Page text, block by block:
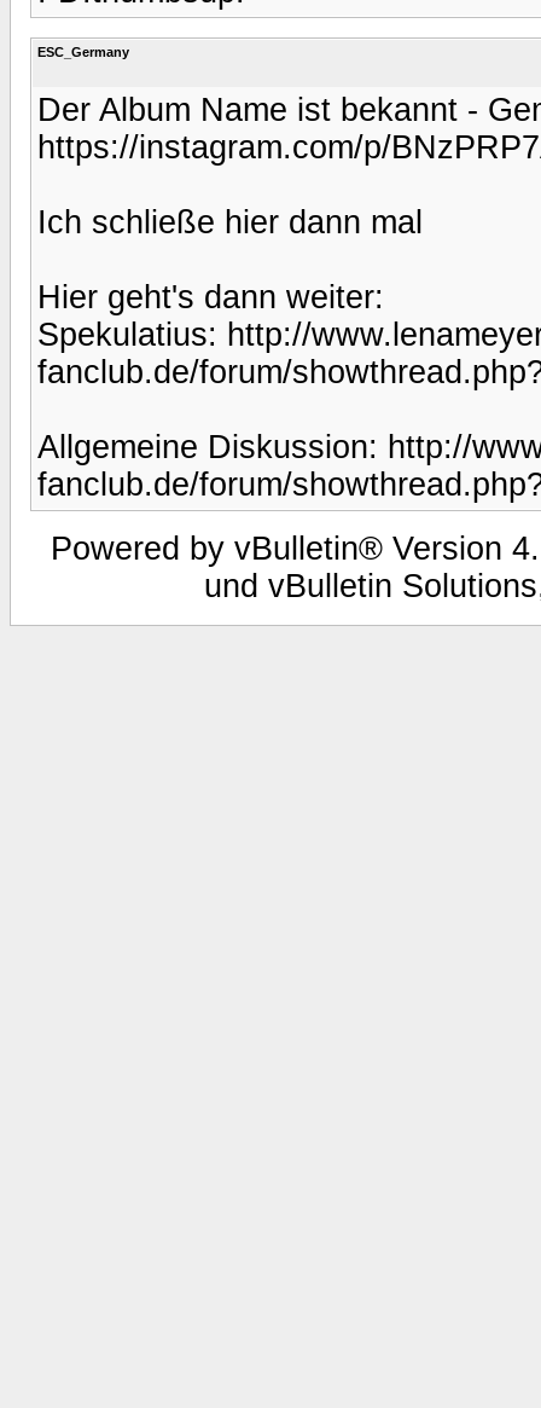
ESC_Germany
Der Album Name ist bekannt -
https://instagram.com/p/
Ich schließe hier dann mal
Hier geht's dann weiter:
Spekulatius: http://
fanclub.de/forum/
Allgemeine Diskussion: http://
fanclub.de/forum/
Powered by vBulletin® Version
und vBulletin